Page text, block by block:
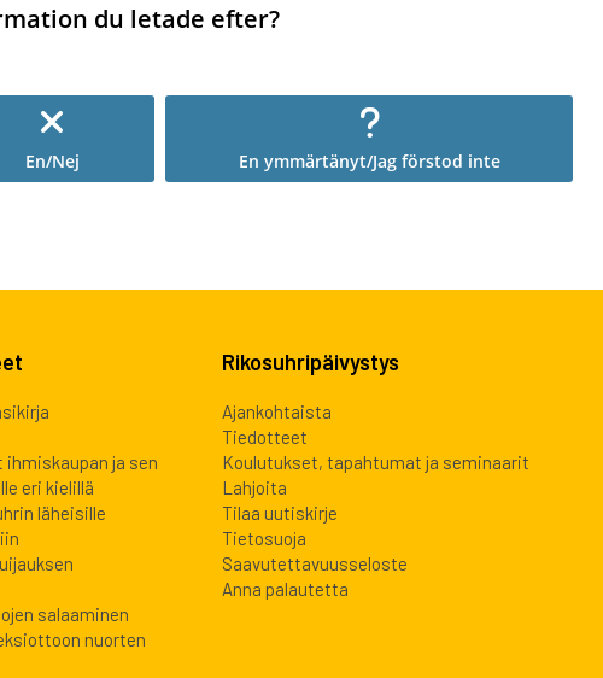
du letade efter?
En/Nej En ymmärtänyt/Jag förstod inte
ja sen
eri kielillä
läheisille
salaaminen
nuorten
Rikosuhripäivystys
Ajankohtaista
Tiedotteet
Koulutukset, tapahtumat ja seminaarit
Lahjoita
Tilaa uutiskirje
Tietosuoja
Saavutettavuusseloste
Anna palautetta